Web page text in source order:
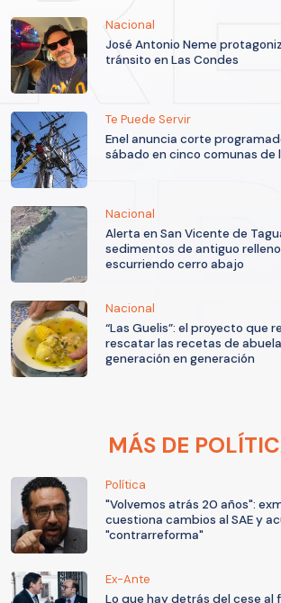
Nacional
José Antonio Neme
tránsito en Las Condes
Te Puede Servir
Enel anuncia corte
sábado en cinco comunas de
Nacional
Alerta en San Vicente de
sedimentos de antiguo
escurriendo cerro abajo
Nacional
“Las Guelis”: el proyecto que
rescatar las recetas de
generación en generación
MÁS DE
Política
"Volvemos atrás 20 años":
cuestiona cambios al SAE y
"contrarreforma"
Ex-Ante
Lo que hay detrás del cese al